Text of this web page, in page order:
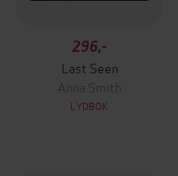
296,-
Last Seen
Anna Smith
LYDBOK